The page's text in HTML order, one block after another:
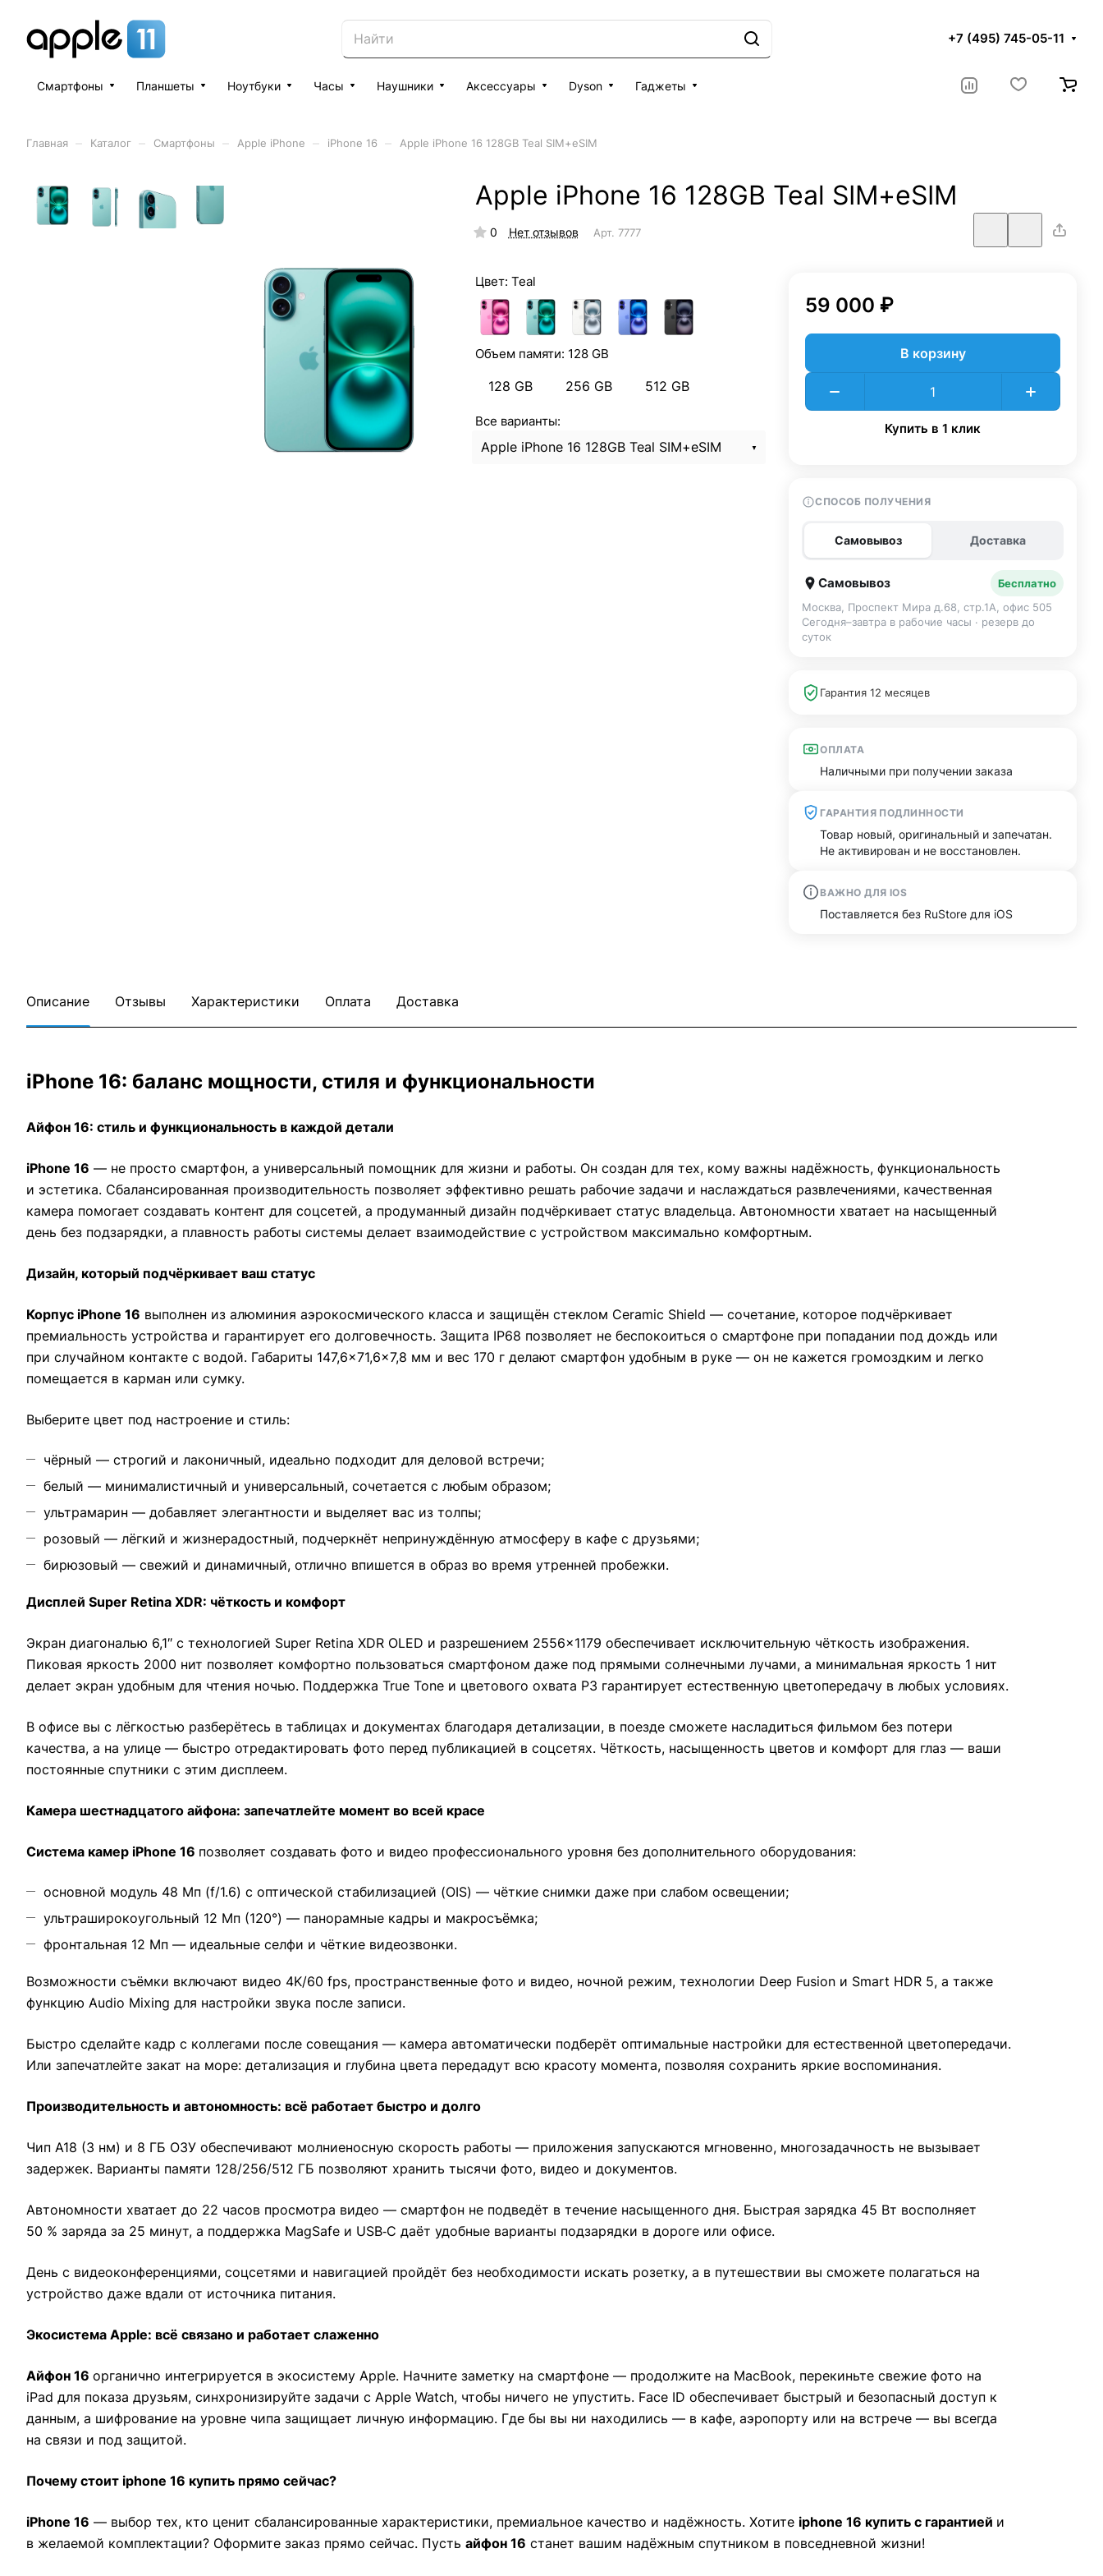
+7 (495) 745-05-11
Смартфоны Планшеты Ноутбуки Часы Наушники Аксессуары Dyson Гаджеты
Главная Каталог Смартфоны Apple iPhone iPhone 16 Apple iPhone 16 128GB Teal SIM+eSIM
Apple iPhone 16 128GB Teal SIM+eSIM
0 Нет отзывов Арт. 7777
Цвет: Teal
Объем памяти: 128 GB
128 GB 256 GB 512 GB
Все варианты:
Apple iPhone 16 128GB Teal SIM+eSIM
59 000 ₽
В корзину
Купить в 1 клик
СПОСОБ ПОЛУЧЕНИЯ
Самовывоз Доставка
Самовывоз
Бесплатно
Москва, Проспект Мира д.68, стр.1А, офис 505
Сегодня–завтра в рабочие часы · резерв до
суток
Гарантия 12 месяцев
ОПЛАТА
Наличными при получении заказа
ГАРАНТИЯ ПОДЛИННОСТИ
Товар новый, оригинальный и запечатан.
Не активирован и не восстановлен.
ВАЖНО ДЛЯ IOS
Поставляется без RuStore для iOS
Описание Отзывы Характеристики Оплата Доставка
iPhone 16: баланс мощности, стиля и функциональности
Айфон 16: стиль и функциональность в каждой детали
iPhone 16 — не просто смартфон, а универсальный помощник для жизни и работы. Он создан для тех, кому важны надёжность, функциональность
и эстетика. Сбалансированная производительность позволяет эффективно решать рабочие задачи и наслаждаться развлечениями, качественная
камера помогает создавать контент для соцсетей, а продуманный дизайн подчёркивает статус владельца. Автономности хватает на насыщенный
день без подзарядки, а плавность работы системы делает взаимодействие с устройством максимально комфортным.
Дизайн, который подчёркивает ваш статус
Корпус iPhone 16 выполнен из алюминия аэрокосмического класса и защищён стеклом Ceramic Shield — сочетание, которое подчёркивает
премиальность устройства и гарантирует его долговечность. Защита IP68 позволяет не беспокоиться о смартфоне при попадании под дождь или
при случайном контакте с водой. Габариты 147,6×71,6×7,8 мм и вес 170 г делают смартфон удобным в руке — он не кажется громоздким и легко
помещается в карман или сумку.
Выберите цвет под настроение и стиль:
чёрный — строгий и лаконичный, идеально подходит для деловой встречи;
белый — минималистичный и универсальный, сочетается с любым образом;
ультрамарин — добавляет элегантности и выделяет вас из толпы;
розовый — лёгкий и жизнерадостный, подчеркнёт непринуждённую атмосферу в кафе с друзьями;
бирюзовый — свежий и динамичный, отлично впишется в образ во время утренней пробежки.
Дисплей Super Retina XDR: чёткость и комфорт
Экран диагональю 6,1″ с технологией Super Retina XDR OLED и разрешением 2556×1179 обеспечивает исключительную чёткость изображения.
Пиковая яркость 2000 нит позволяет комфортно пользоваться смартфоном даже под прямыми солнечными лучами, а минимальная яркость 1 нит
делает экран удобным для чтения ночью. Поддержка True Tone и цветового охвата P3 гарантирует естественную цветопередачу в любых условиях.
В офисе вы с лёгкостью разберётесь в таблицах и документах благодаря детализации, в поезде сможете насладиться фильмом без потери
качества, а на улице — быстро отредактировать фото перед публикацией в соцсетях. Чёткость, насыщенность цветов и комфорт для глаз — ваши
постоянные спутники с этим дисплеем.
Камера шестнадцатого айфона: запечатлейте момент во всей красе
Система камер iPhone 16 позволяет создавать фото и видео профессионального уровня без дополнительного оборудования:
основной модуль 48 Мп (f/1.6) с оптической стабилизацией (OIS) — чёткие снимки даже при слабом освещении;
ультраширокоугольный 12 Мп (120°) — панорамные кадры и макросъёмка;
фронтальная 12 Мп — идеальные селфи и чёткие видеозвонки.
Возможности съёмки включают видео 4K/60 fps, пространственные фото и видео, ночной режим, технологии Deep Fusion и Smart HDR 5, а также
функцию Audio Mixing для настройки звука после записи.
Быстро сделайте кадр с коллегами после совещания — камера автоматически подберёт оптимальные настройки для естественной цветопередачи.
Или запечатлейте закат на море: детализация и глубина цвета передадут всю красоту момента, позволяя сохранить яркие воспоминания.
Производительность и автономность: всё работает быстро и долго
Чип A18 (3 нм) и 8 ГБ ОЗУ обеспечивают молниеносную скорость работы — приложения запускаются мгновенно, многозадачность не вызывает
задержек. Варианты памяти 128/256/512 ГБ позволяют хранить тысячи фото, видео и документов.
Автономности хватает до 22 часов просмотра видео — смартфон не подведёт в течение насыщенного дня. Быстрая зарядка 45 Вт восполняет
50 % заряда за 25 минут, а поддержка MagSafe и USB‑C даёт удобные варианты подзарядки в дороге или офисе.
День с видеоконференциями, соцсетями и навигацией пройдёт без необходимости искать розетку, а в путешествии вы сможете полагаться на
устройство даже вдали от источника питания.
Экосистема Apple: всё связано и работает слаженно
Айфон 16 органично интегрируется в экосистему Apple. Начните заметку на смартфоне — продолжите на MacBook, перекиньте свежие фото на
iPad для показа друзьям, синхронизируйте задачи с Apple Watch, чтобы ничего не упустить. Face ID обеспечивает быстрый и безопасный доступ к
данным, а шифрование на уровне чипа защищает личную информацию. Где бы вы ни находились — в кафе, аэропорту или на встрече — вы всегда
на связи и под защитой.
Почему стоит iphone 16 купить прямо сейчас?
iPhone 16 — выбор тех, кто ценит сбалансированные характеристики, премиальное качество и надёжность. Хотите iphone 16 купить с гарантией и
в желаемой комплектации? Оформите заказ прямо сейчас. Пусть айфон 16 станет вашим надёжным спутником в повседневной жизни!